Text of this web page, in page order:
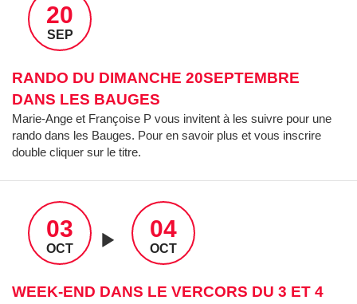
20
SEP
RANDO DU DIMANCHE 20SEPTEMBRE
DANS LES BAUGES
Marie-Ange et Françoise P vous invitent à les suivre pour une
rando dans les Bauges. Pour en savoir plus et vous inscrire
double cliquer sur le titre.
03
OCT
04
OCT
WEEK-END DANS LE VERCORS DU 3 ET 4